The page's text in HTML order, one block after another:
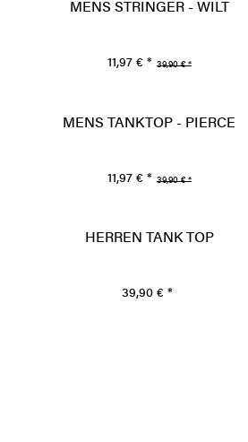
MENS STRINGER - WILT
39,90 € *
11,97 € *
MENS TANKTOP - PIERCE
39,90 € *
11,97 € *
HERREN TANK TOP
39,90 € *